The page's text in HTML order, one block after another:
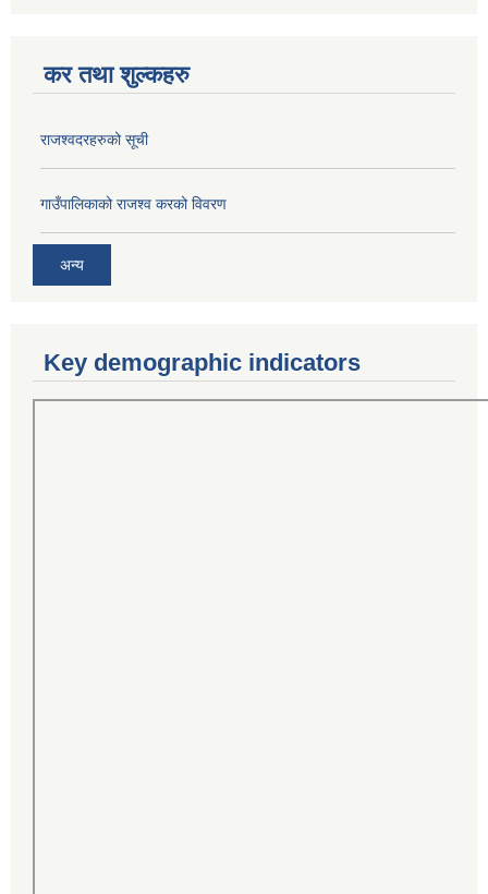
कर तथा शुल्कहरु
राजश्वदरहरुको सूची
गाउँपालिकाको राजश्व करको विवरण
अन्य
Key demographic indicators